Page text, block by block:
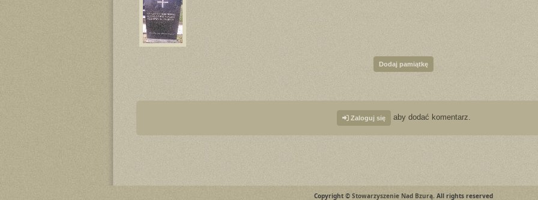
Dodaj pamiątkę
Zaloguj się aby dodać komentarz.
Copyright © Stowarzyszenie Nad Bzurą. All rights reserved